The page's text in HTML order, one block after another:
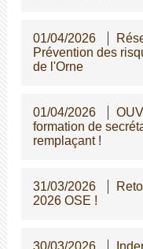
01/04/2026
Prévention des
de l'Orne
01/04/2026
formation de
remplaçant !
31/03/2026
2026 OSE !
30/03/2026